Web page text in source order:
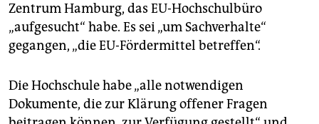
Zentrum Hamburg, das EU-Hochschulbüro
„aufgesucht“ habe. Es sei „um Sachverhalte“
gegangen, „die EU-Fördermittel betreffen“.
Die Hochschule habe „alle notwendigen
Dokumente, die zur Klärung offener Fragen